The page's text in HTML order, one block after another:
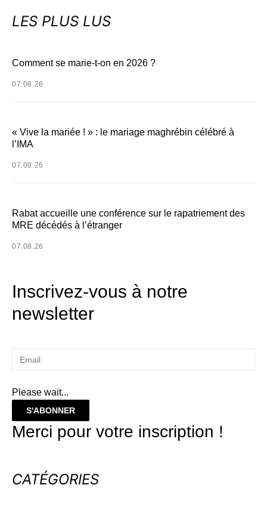
LES PLUS LUS
Comment se marie-t-on en 2026 ?
07.08.26
« Vive la mariée ! » : le mariage maghrébin célébré à
l’IMA
07.08.26
Rabat accueille une conférence sur le rapatriement des
MRE décédés à l’étranger
07.08.26
Inscrivez-vous à notre
newsletter
Please wait...
S'ABONNER
Merci pour votre inscription !
CATÉGORIES